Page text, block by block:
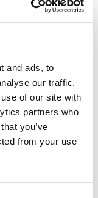
and ads, to
our traffic.
of our site with
partners who
you’ve
from your use